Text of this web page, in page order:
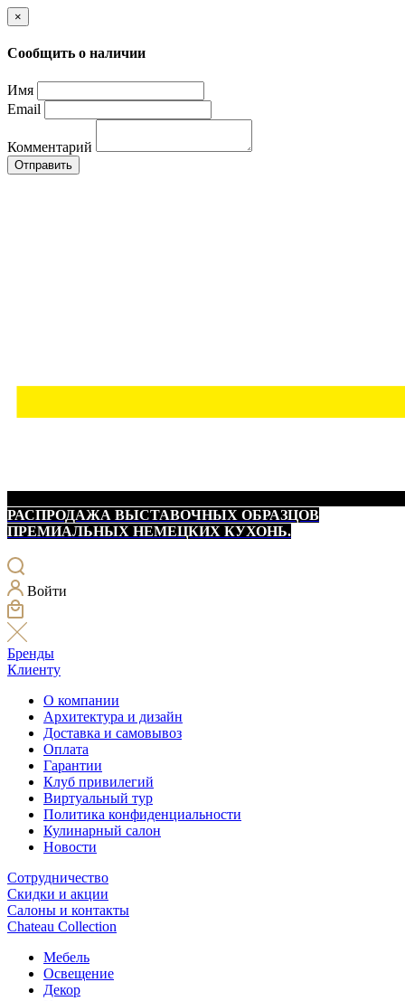
×
Сообщить о наличии
Имя
Email
Комментарий
Отправить
РАСПРОДАЖА ВЫСТАВОЧНЫХ ОБРАЗЦОВ
ПРЕМИАЛЬНЫХ НЕМЕЦКИХ КУХОНЬ.
Войти
Бренды
Клиенту
О компании
Архитектура и дизайн
Доставка и самовывоз
Оплата
Гарантии
Клуб привилегий
Виртуальный тур
Политика конфиденциальности
Кулинарный салон
Новости
Сотрудничество
Скидки и акции
Салоны и контакты
Chateau Collection
Мебель
Освещение
Декор